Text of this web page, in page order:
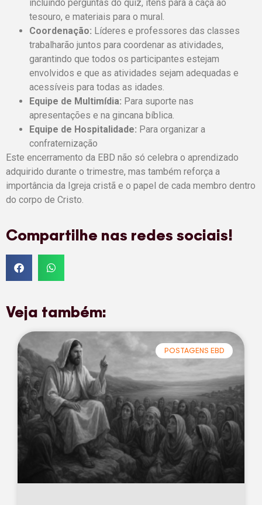
incluindo perguntas do quiz, itens para a caça ao
tesouro, e materiais para o mural.
Coordenação: Líderes e professores das classes
trabalharão juntos para coordenar as atividades,
garantindo que todos os participantes estejam
envolvidos e que as atividades sejam adequadas e
acessíveis para todas as idades.
Equipe de Multimídia: Para suporte nas
apresentações e na gincana bíblica.
Equipe de Hospitalidade: Para organizar a
confraternização
Este encerramento da EBD não só celebra o aprendizado
adquirido durante o trimestre, mas também reforça a
importância da Igreja cristã e o papel de cada membro dentro
do corpo de Cristo.
Compartilhe nas redes sociais!
Veja também:
POSTAGENS EBD